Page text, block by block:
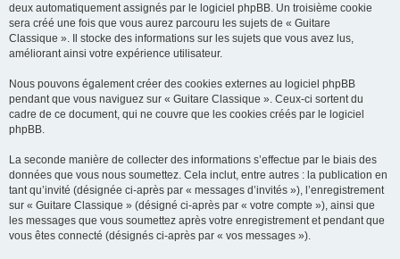
deux automatiquement assignés par le logiciel phpBB. Un troisième cookie
sera créé une fois que vous aurez parcouru les sujets de « Guitare
Classique ». Il stocke des informations sur les sujets que vous avez lus,
améliorant ainsi votre expérience utilisateur.
Nous pouvons également créer des cookies externes au logiciel phpBB
pendant que vous naviguez sur « Guitare Classique ». Ceux-ci sortent du
cadre de ce document, qui ne couvre que les cookies créés par le logiciel
phpBB.
La seconde manière de collecter des informations s’effectue par le biais des
données que vous nous soumettez. Cela inclut, entre autres : la publication en
tant qu’invité (désignée ci-après par « messages d’invités »), l’enregistrement
sur « Guitare Classique » (désigné ci-après par « votre compte »), ainsi que
les messages que vous soumettez après votre enregistrement et pendant que
vous êtes connecté (désignés ci-après par « vos messages »).